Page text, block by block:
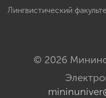
Лингвистический
© 2026